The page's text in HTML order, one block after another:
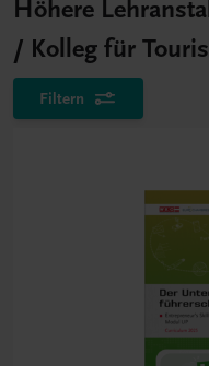
Höhere
/ Kolleg für
Filtern